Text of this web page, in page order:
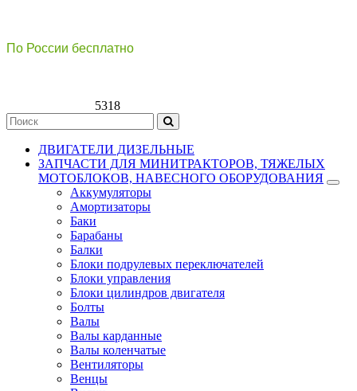
По России бесплатно
5318
ДВИГАТЕЛИ ДИЗЕЛЬНЫЕ
ЗАПЧАСТИ ДЛЯ МИНИТРАКТОРОВ, ТЯЖЕЛЫХ
МОТОБЛОКОВ, НАВЕСНОГО ОБОРУДОВАНИЯ
Аккумуляторы
Амортизаторы
Баки
Барабаны
Балки
Блоки подрулевых переключателей
Блоки управления
Блоки цилиндров двигателя
Болты
Валы
Валы карданные
Валы коленчатые
Вентиляторы
Венцы